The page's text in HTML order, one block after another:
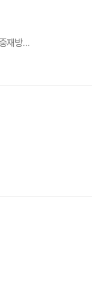
재방...